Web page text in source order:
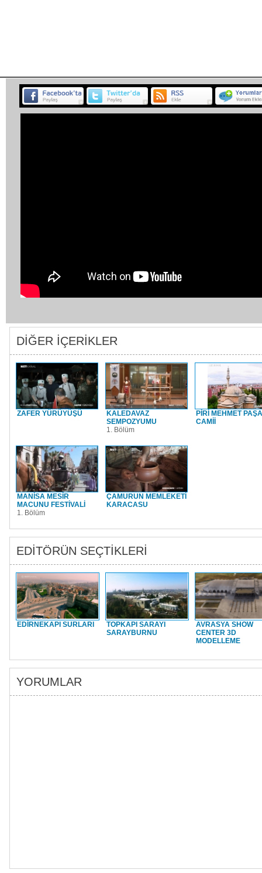
DİĞER İÇERİKLER
ZAFER YÜRÜYÜŞÜ
KALEDAVAZ
SEMPOZYUMU
1. Bölüm
PİRİ MEHMET PAŞA
CAMİİ
MANİSA MESİR
MACUNU FESTİVALİ
1. Bölüm
ÇAMURUN MEMLEKETİ
KARACASU
EDİTÖRÜN SEÇTİKLERİ
EDİRNEKAPI SURLARI
TOPKAPI SARAYI
SARAYBURNU
AVRASYA SHOW
CENTER 3D
MODELLEME
YORUMLAR